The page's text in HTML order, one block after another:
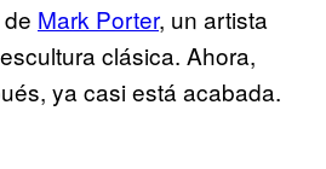
​Mark Porter, un artista
clásica. Ahora,
ya casi está acabada.